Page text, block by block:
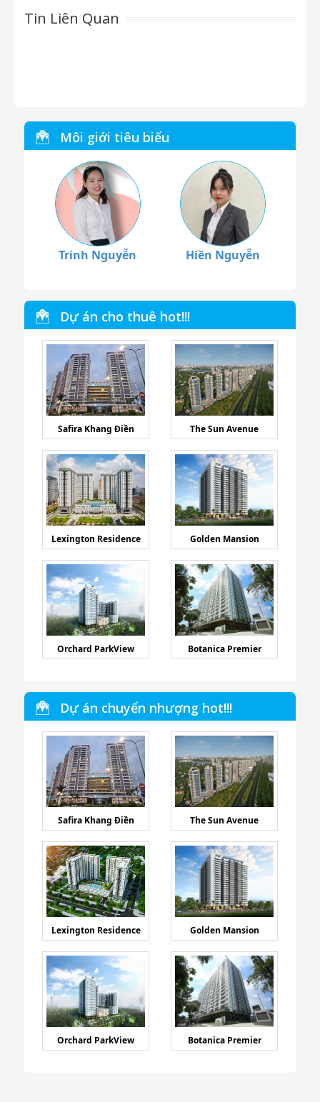
Tin Liên Quan
Môi giới tiêu biểu
Trinh Nguyễn Hiền Nguyễn
Dự án cho thuê hot!!!
Safira Khang Điền The Sun Avenue
Lexington Residence Golden Mansion
Orchard ParkView Botanica Premier
Dự án chuyển nhượng hot!!!
Safira Khang Điền The Sun Avenue
Lexington Residence Golden Mansion
Orchard ParkView Botanica Premier